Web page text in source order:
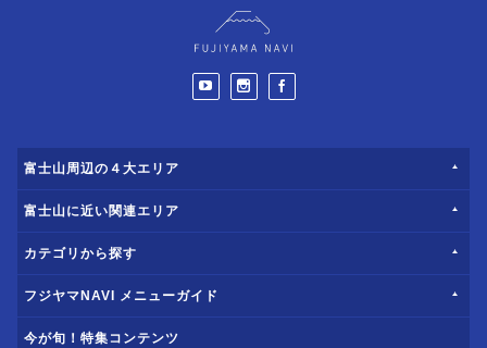
富士山周辺の４大エリア
富士山に近い関連エリア
カテゴリから探す
フジヤマNAVI メニューガイド
今が旬！特集コンテンツ